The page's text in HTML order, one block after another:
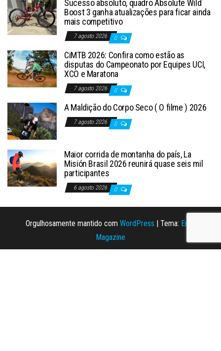
Sucesso absoluto, quadro Absolute Wild
Boost 3 ganha atualizações para ficar ainda
mais competitivo
7 agosto 2026 0
CiMTB 2026: Confira como estão as
disputas do Campeonato por Equipes UCI,
XCO e Maratona
7 agosto 2026 0
A Maldição do Corpo Seco ( O filme ) 2026
7 agosto 2026 0
Maior corrida de montanha do país, La
Misión Brasil 2026 reunirá quase seis mil
participantes
6 agosto 2026 0
Orgulhosamente mantido com WordPress | Tema: Envo
Magazine